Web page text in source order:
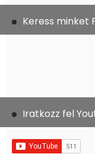
Keress minket
Iratkozz fel